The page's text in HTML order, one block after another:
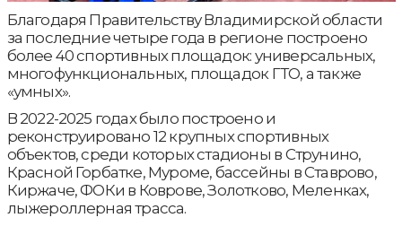
Благодаря Правительству Владимирской области
за последние четыре года в регионе построено
более 40 спортивных площадок: универсальных,
многофункциональных, площадок ГТО, а также
«умных».
В 2022-2025 годах было построено и
реконструировано 12 крупных спортивных
объектов, среди которых стадионы в Струнино,
Красной Горбатке, Муроме, бассейны в Ставрово,
Киржаче, ФОКи в Коврове, Золотково, Меленках,
лыжероллерная трасса.